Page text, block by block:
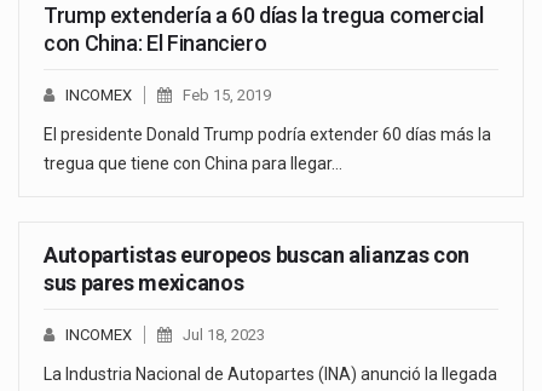
Trump extendería a 60 días la tregua comercial
con China: El Financiero
INCOMEX Feb 15, 2019
El presidente Donald Trump podría extender 60 días más la
tregua que tiene con China para llegar…
Autopartistas europeos buscan alianzas con
sus pares mexicanos
INCOMEX Jul 18, 2023
La Industria Nacional de Autopartes (INA) anunció la llegada